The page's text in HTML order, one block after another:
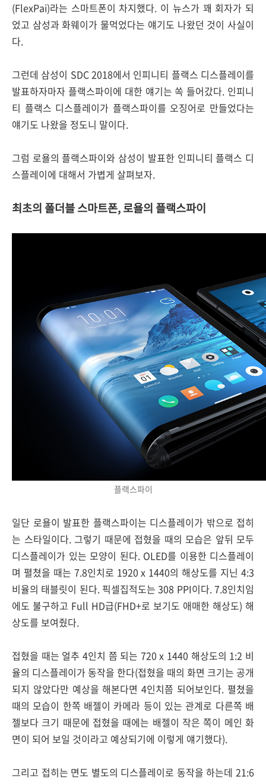
(FlexPai)라는 스마트폰이 차지했다. 이 뉴스가 꽤 회자가 되
었고 삼성과 화웨이가 물먹었다는 얘기도 나왔던 것이 사실이
다.
그런데 삼성이 SDC 2018에서 인피니티 플랙스 디스플레이를
발표하자마자 플랙스파이에 대한 얘기는 쏙 들어갔다. 인피니
티 플랙스 디스플레이가 플랙스파이를 오징어로 만들었다는
얘기도 나왔을 정도니 말이다.
그럼 로욜의 플랙스파이와 삼성이 발표한 인피니티 플랙스 디
스플레이에 대해서 가볍게 살펴보자.
최초의 폴더블 스마트폰, 로욜의 플랙스파이
플랙스파이
일단 로욜이 발표한 플랙스파이는 디스플레이가 밖으로 접히
는 스타일이다. 그렇기 때문에 접혔을 때의 모습은 앞뒤 모두
디스플레이가 있는 모양이 된다. OLED를 이용한 디스플레이
며 펼쳤을 때는 7.8인치로 1920 x 1440의 해상도를 지닌 4:3
비율의 태블릿이 된다. 픽셀집적도는 308 PPI이다. 7.8인치임
에도 불구하고 Full HD급(FHD+로 보기도 애매한 해상도) 해
상도를 보여줬다.
접혔을 때는 얼추 4인치 쯤 되는 720 x 1440 해상도의 1:2 비
율의 디스플레이가 동작을 한다(접혔을 때의 화면 크기는 공개
되지 않았다만 예상을 해본다면 4인치쯤 되어보인다. 펼쳤을
때의 모습이 한쪽 배젤이 카메라 등이 있는 관계로 다른쪽 배
젤보다 크기 때문에 접혔을 때에는 배젤이 작은 쪽이 메인 화
면이 되어 보일 것이라고 예상되기에 이렇게 얘기했다).
그리고 접히는 면도 별도의 디스플레이로 동작을 하는데 21:6